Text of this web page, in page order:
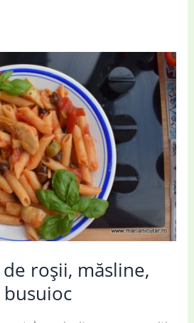
de roșii, măsline,